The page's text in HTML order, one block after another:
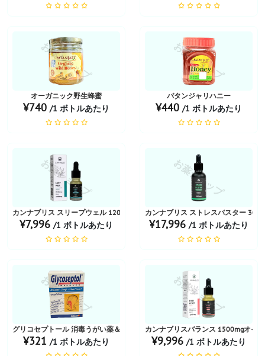
お薬ショップ
オーガニック野生蜂蜜
¥740 /1 ボトルあたり
お薬ショップ
パタンジャリハニー
¥440 /1 ボトルあたり
お薬ショップ
カンナブリス スリープウェル 1200mg オイル
¥7,996 /1 ボトルあたり
お薬ショップ
カンナブリス ストレスバスター
¥17,996 /1 ボトルあたり
お薬ショップ
グリコセプトール 消毒うがい薬＆マウスウォッシュ
¥321 /1 ボトルあたり
お薬ショップ
カンナブリスバランス 1500mgオイル
¥9,996 /1 ボトルあたり